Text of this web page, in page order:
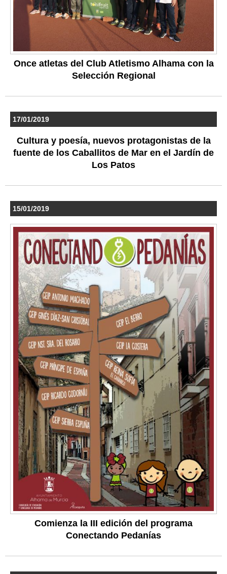
Once atletas del Club Atletismo Alhama con la
Selección Regional
17/01/2019
Cultura y poesía, nuevos protagonistas de la
fuente de los Caballitos de Mar en el Jardín de
Los Patos
15/01/2019
Comienza la III edición del programa
Conectando Pedanías